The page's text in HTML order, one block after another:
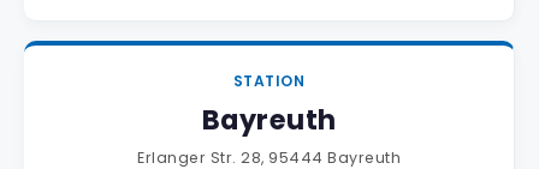
STATION
Bayreuth
Erlanger Str. 28, 95444 Bayreuth